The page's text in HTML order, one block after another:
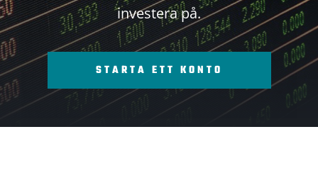
investera på.
STARTA ETT KONTO